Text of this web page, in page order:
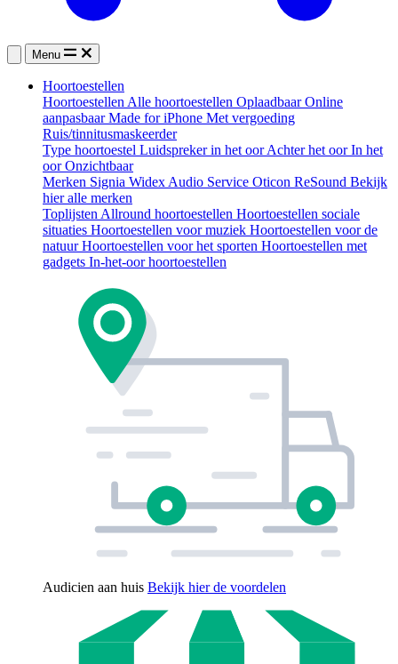
Menu
Hoortoestellen
Hoortoestellen Alle hoortoestellen OplaadbaarOnline
aanpasbaarMade for iPhone Met vergoeding
Ruis/tinnitusmaskeerder
Type hoortoestel Luidspreker in het oorAchter het oorIn het
oorOnzichtbaar
Merken Signia Widex Audio Service Oticon ReSound Bekijk
hier alle merken
Toplijsten Allround hoortoestellen Hoortoestellen sociale
situaties Hoortoestellen voor muziek Hoortoestellen voor de
natuurHoortoestellen voor het sporten Hoortoestellen met
gadgets In-het-oor hoortoestellen
Audicien aan huis Bekijk hier de voordelen